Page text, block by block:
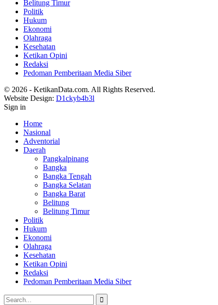
Belitung Timur
Politik
Hukum
Ekonomi
Olahraga
Kesehatan
Ketikan Opini
Redaksi
Pedoman Pemberitaan Media Siber
© 2026 - KetikanData.com. All Rights Reserved.
Website Design: D1ckyb4b3l
Sign in
Home
Nasional
Adventorial
Daerah
Pangkalpinang
Bangka
Bangka Tengah
Bangka Selatan
Bangka Barat
Belitung
Belitung Timur
Politik
Hukum
Ekonomi
Olahraga
Kesehatan
Ketikan Opini
Redaksi
Pedoman Pemberitaan Media Siber